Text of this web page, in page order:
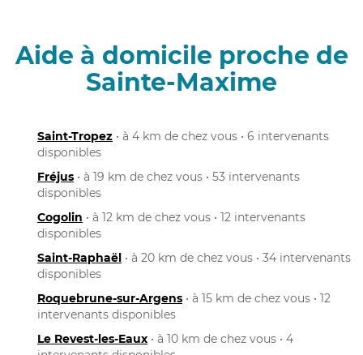
Aide à domicile proche de
Sainte-Maxime
Saint-Tropez • à 4 km de chez vous • 6 intervenants
disponibles
Fréjus • à 19 km de chez vous • 53 intervenants
disponibles
Cogolin • à 12 km de chez vous • 12 intervenants
disponibles
Saint-Raphaël • à 20 km de chez vous • 34 intervenants
disponibles
Roquebrune-sur-Argens • à 15 km de chez vous • 12
intervenants disponibles
Le Revest-les-Eaux • à 10 km de chez vous • 4